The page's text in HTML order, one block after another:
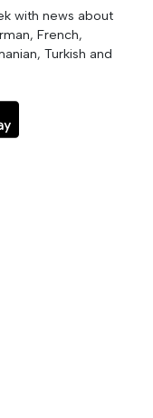
with news about
French,
Turkish and